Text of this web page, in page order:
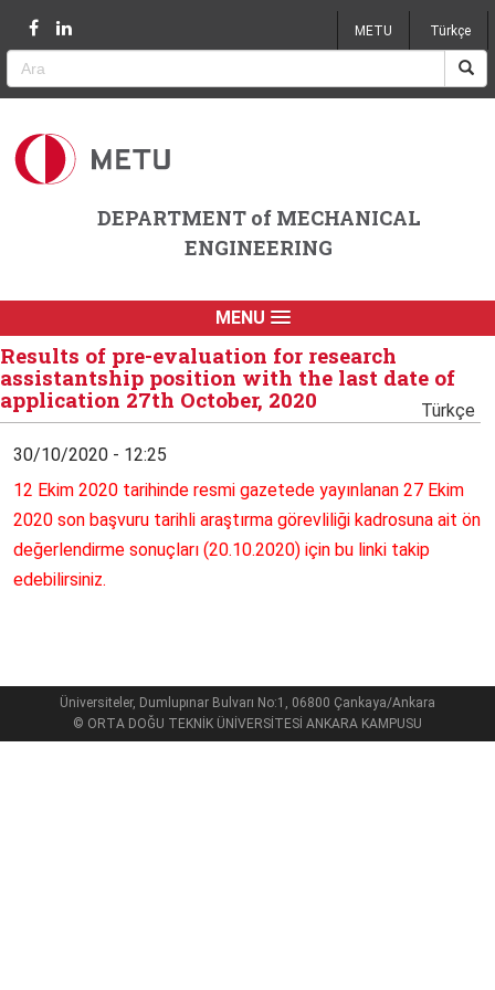
METU Türkçe
DEPARTMENT of MECHANICAL
ENGINEERING
MENU
Results of pre-evaluation for research
assistantship position with the last date of
application 27th October, 2020
30/10/2020 - 12:25
Türkçe
12 Ekim 2020 tarihinde resmi gazetede yayınlanan 27 Ekim
2020 son başvuru tarihli araştırma görevliliği kadrosuna ait ön
değerlendirme sonuçları (20.10.2020) için bu linki takip
edebilirsiniz.
Üniversiteler, Dumlupınar Bulvarı No:1, 06800 Çankaya/Ankara
© ORTA DOĞU TEKNİK ÜNİVERSİTESİ ANKARA KAMPUSU